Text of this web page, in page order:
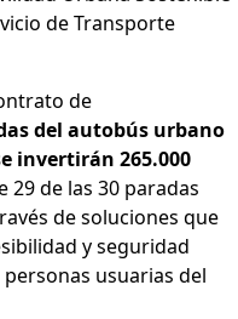
de Transporte
de
del autobús urbano
invertirán 265.000
de las 30 paradas
de soluciones que
y seguridad
usuarias del